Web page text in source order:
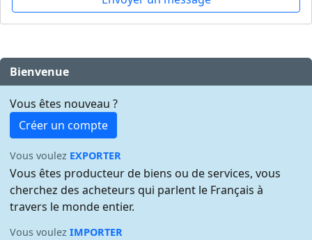
Bienvenue
Vous êtes nouveau ?
Créer un compte
Vous voulez EXPORTER
Vous êtes producteur de biens ou de services, vous
cherchez des acheteurs qui parlent le Français à
travers le monde entier.
Vous voulezIMPORTER